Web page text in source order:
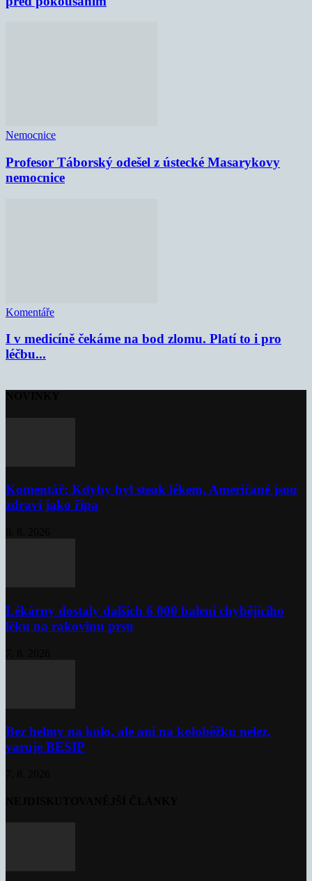
Nemocnice
Profesor Táborský odešel z ústecké Masarykovy
nemocnice
Komentáře
I v medicíně čekáme na bod zlomu. Platí to i pro
léčbu...
Komentář: Kdyby byl steak lékem, Američané jsou
zdraví jako řípa
Lékárny dostaly dalších 6 000 balení chybějícího
léku na rakovinu prsu
Bez helmy na kolo, ale ani na koloběžku nelez,
varuje BESIP